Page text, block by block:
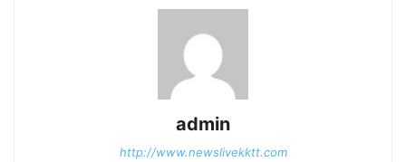
admin
http://www.newslivekktt.com